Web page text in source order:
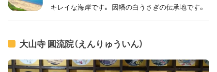
キレイな海岸です。 因幡の白うさぎの伝承地です。
大山寺 圓流院（えんりゅういん）